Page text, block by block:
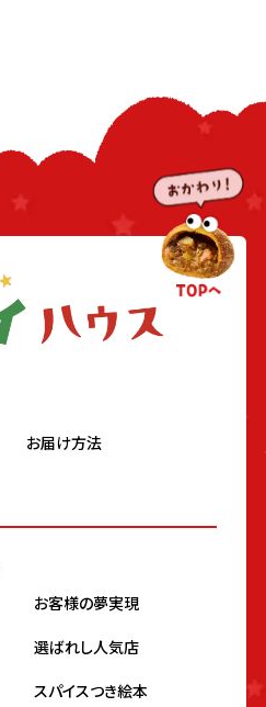
お届け方法
お客様の夢実現
選ばれし人気店
スパイスつき絵本